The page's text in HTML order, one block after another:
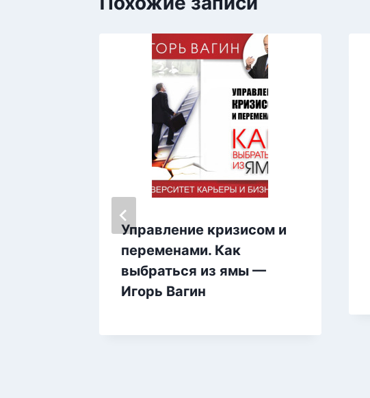
Управление кризисом и
переменами. Как
выбраться из ямы —
Игорь Вагин